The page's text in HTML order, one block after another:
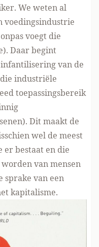
We weten al
voedingsindustrie
voegt die
Daar begint
infantilisering van de
industriële
toepassingsbereik
Dit maakt de
wel de meest
er bestaat en die
van mensen
sprake van een
kapitalisme.